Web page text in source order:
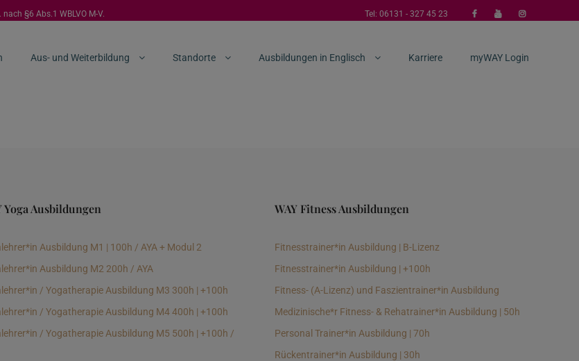
§6 Abs.1 WBLVO M-V. Tel: 06131 - 327 45 23
Aus- und Weiterbildung Standorte Ausbildungen in Englisch Karriere myWAY Login
Yoga Ausbildungen
Ausbildung M1 | 100h / AYA + Modul 2
Ausbildung M2 200h / AYA
/ Yogatherapie Ausbildung M3 300h | +100h
/ Yogatherapie Ausbildung M4 400h | +100h
/ Yogatherapie Ausbildung M5 500h | +100h /
WAY Fitness Ausbildungen
Fitnesstrainer*in Ausbildung | B-Lizenz
Fitnesstrainer*in Ausbildung | +100h
Fitness- (A-Lizenz) und Faszientrainer*in Ausbildung
Medizinische*r Fitness- & Rehatrainer*in Ausbildung | 50h
Personal Trainer*in Ausbildung | 70h
Rückentrainer*in Ausbildung | 30h